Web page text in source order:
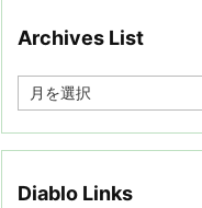
Archives List
e
Diablo Links